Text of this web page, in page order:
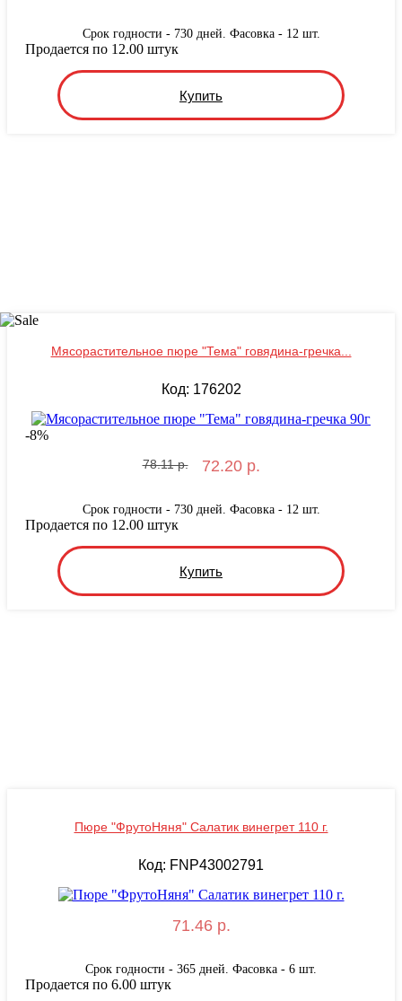
Срок годности - 730 дней. Фасовка - 12 шт.
Купить
Продается по 12.00 штук
Мясорастительное пюре "Тема" говядина-гречка...
Код: 176202
-8%
78.11 р. 72.20 р.
Срок годности - 730 дней. Фасовка - 12 шт.
Купить
Продается по 12.00 штук
Пюре "ФрутоНяня" Салатик винегрет 110 г.
Код: FNP43002791
71.46 р.
Срок годности - 365 дней. Фасовка - 6 шт.
Продается по 6.00 штук